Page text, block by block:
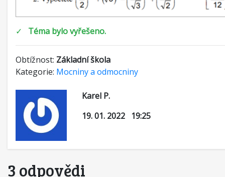
✓ Téma bylo vyřešeno.
Obtížnost: Základní škola
Kategorie: Mocniny a odmocniny
Karel P.
19. 01. 2022 19:25
3 odpovědi